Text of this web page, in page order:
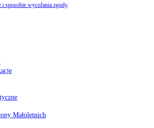
i sposobie wycofania zgody.
Małoletnich